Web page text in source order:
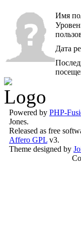
Имя
Дата
Powered by PHP-
Jones.
Released as free
Affero GPL v3.
Theme designed by